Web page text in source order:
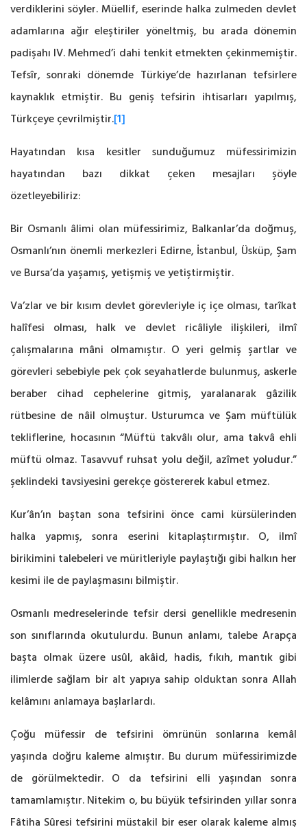
verdiklerini söyler. Müellif, eserinde halka zulmeden devlet
adamlarına ağır eleştiriler yöneltmiş, bu arada dönemin
padişahı IV. Mehmed’i dahi tenkit etmekten çekinmemiştir.
Tefsîr, sonraki dönemde Türkiye’de hazırlanan tefsirlere
kaynaklık etmiştir. Bu geniş tefsirin ihtisarları yapılmış,
Türkçeye çevrilmiştir.[1]
Hayatından kısa kesitler sunduğumuz müfessirimizin
hayatından bazı dikkat çeken mesajları şöyle
özetleyebiliriz:
Bir Osmanlı âlimi olan müfessirimiz, Balkanlar’da doğmuş,
Osmanlı’nın önemli merkezleri Edirne, İstanbul, Üsküp, Şam
ve Bursa’da yaşamış, yetişmiş ve yetiştirmiştir.
Va’zlar ve bir kısım devlet görevleriyle iç içe olması, tarîkat
halîfesi olması, halk ve devlet ricâliyle ilişkileri, ilmî
çalışmalarına mâni olmamıştır. O yeri gelmiş şartlar ve
görevleri sebebiyle pek çok seyahatlerde bulunmuş, askerle
beraber cihad cephelerine gitmiş, yaralanarak gâzilik
rütbesine de nâil olmuştur. Usturumca ve Şam müftülük
tekliflerine, hocasının “Müftü takvâlı olur, ama takvâ ehli
müftü olmaz. Tasavvuf ruhsat yolu değil, azîmet yoludur.”
şeklindeki tavsiyesini gerekçe göstererek kabul etmez.
Kur’ân’ın baştan sona tefsirini önce cami kürsülerinden
halka yapmış, sonra eserini kitaplaştırmıştır. O, ilmî
birikimini talebeleri ve müritleriyle paylaştığı gibi halkın her
kesimi ile de paylaşmasını bilmiştir.
Osmanlı medreselerinde tefsir dersi genellikle medresenin
son sınıflarında okutulurdu. Bunun anlamı, talebe Arapça
başta olmak üzere usûl, akâid, hadis, fıkıh, mantık gibi
ilimlerde sağlam bir alt yapıya sahip olduktan sonra Allah
kelâmını anlamaya başlarlardı.
Çoğu müfessir de tefsirini ömrünün sonlarına kemâl
yaşında doğru kaleme almıştır. Bu durum müfessirimizde
de görülmektedir. O da tefsirini elli yaşından sonra
tamamlamıştır. Nitekim o, bu büyük tefsirinden yıllar sonra
Fâtiha Sûresi tefsirini müstakil bir eser olarak kaleme almış